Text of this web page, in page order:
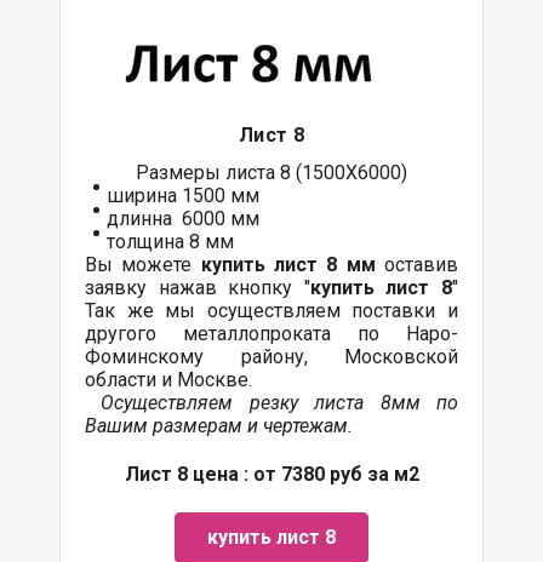
Лист 8
Размеры листа 8 (1500Х6000)
ширина 1500 мм
длинна 6000 мм
толщина 8 мм
Вы можете купить лист 8 ммоставив
заявку нажав кнопку "купить лист 8"
Так же мы осуществляем поставки и
другого металлопроката по Наро-
Фоминскому району, Московской
области и Москве.
Осуществляем резку листа 8мм по
Вашим размерам и чертежам.
Лист 8 цена : от 7380 руб за м2
купить лист 8